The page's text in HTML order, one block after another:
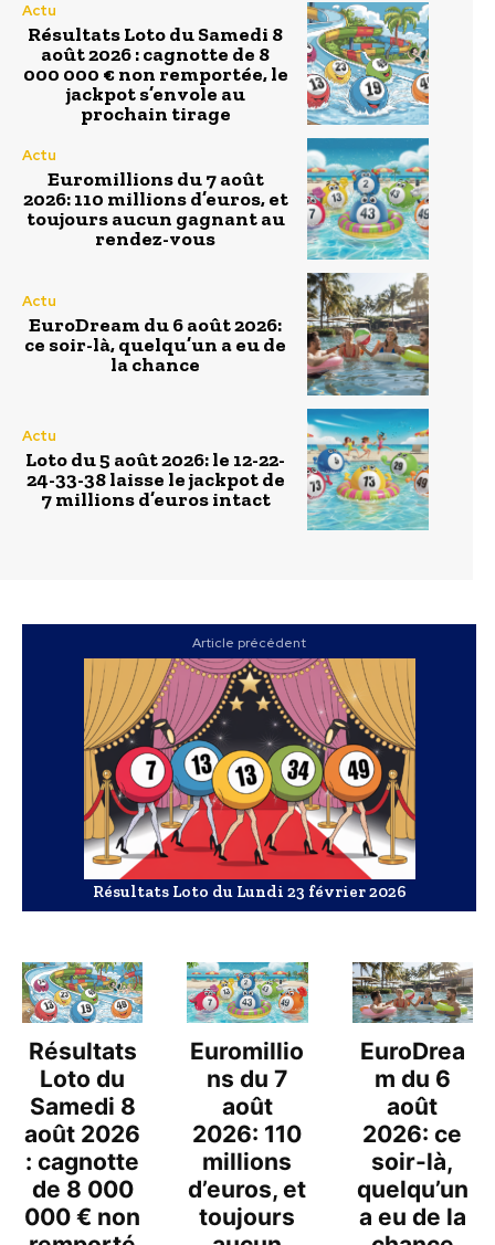
Actu
Résultats Loto du Samedi 8
août 2026 : cagnotte de 8
000 000 € non remportée, le
jackpot s’envole au
prochain tirage
Actu
Euromillions du 7 août
2026: 110 millions d’euros, et
toujours aucun gagnant au
rendez-vous
Actu
EuroDream du 6 août 2026:
ce soir-là, quelqu’un a eu de
la chance
Actu
Loto du 5 août 2026: le 12-22-
24-33-38 laisse le jackpot de
7 millions d’euros intact
Article précédent
Résultats Loto du Lundi 23 février 2026
Résultats
Loto du
Samedi 8
août 2026
: cagnotte
de 8 000
000 € non
Euromillio
ns du 7
août
2026: 110
millions
d’euros, et
toujours
EuroDrea
m du 6
août
2026: ce
soir-là,
quelqu’un
a eu de la